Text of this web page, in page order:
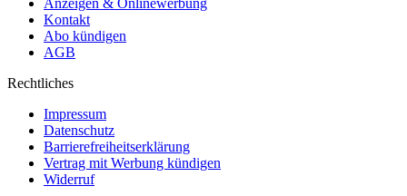
Anzeigen & Onlinewerbung
Kontakt
Abo kündigen
AGB
Rechtliches
Impressum
Datenschutz
Barrierefreiheitserklärung
Vertrag mit Werbung kündigen
Widerruf